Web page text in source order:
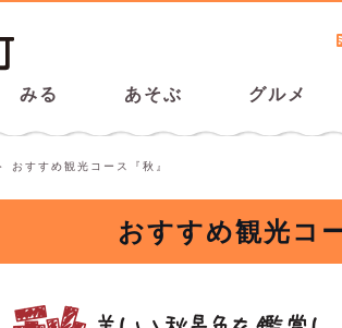
みる あそぶ グルメ
おすすめ観光コース『秋』
おすすめ観光コ